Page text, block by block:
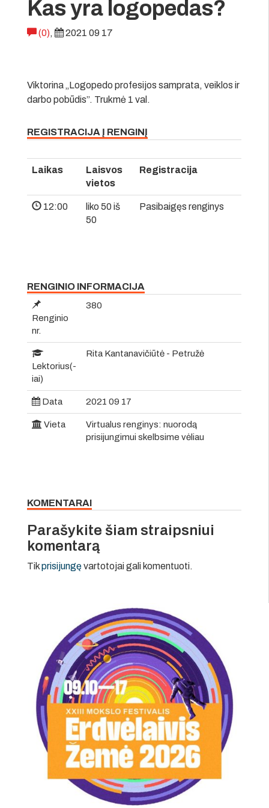
Kas yra logopedas?
(0), 2021 09 17
Viktorina „Logopedo profesijos samprata, veiklos ir
darbo pobūdis”. Trukmė 1 val.
REGISTRACIJA Į RENGINĮ
Laikas
Laisvos
vietos
Registracija
12:00
liko 50 iš
50
Pasibaigęs renginys
RENGINIO INFORMACIJA
Renginio
nr.
380
Lektorius(-
iai)
Rita Kantanavičiūtė - Petružė
Data 2021 09 17
Vieta
Virtualus renginys: nuorodą
prisijungimui skelbsime vėliau
KOMENTARAI
Parašykite šiam straipsniui
komentarą
Tikprisijungęvartotojai gali komentuoti.